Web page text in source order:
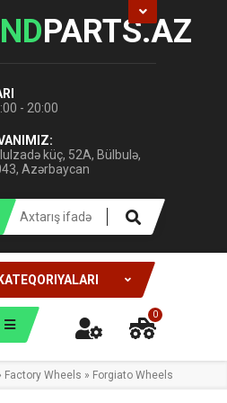
PARTS.AZ
- 20:00
küç, 52A, Bülbulə,
Azərbaycan
0
Factory Wheels » Forgiato Wheels